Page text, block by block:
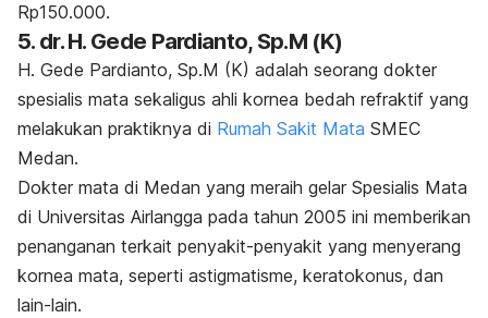
Rp150.000.
5. dr. H. Gede Pardianto, Sp.M (K)
H. Gede Pardianto, Sp.M (K) adalah seorang dokter
spesialis mata sekaligus ahli kornea bedah refraktif yang
melakukan praktiknya di Rumah Sakit Mata SMEC
Medan.
Dokter mata di Medan yang meraih gelar Spesialis Mata
di Universitas Airlangga pada tahun 2005 ini memberikan
penanganan terkait penyakit-penyakit yang menyerang
kornea mata, seperti astigmatisme, keratokonus, dan
lain-lain.